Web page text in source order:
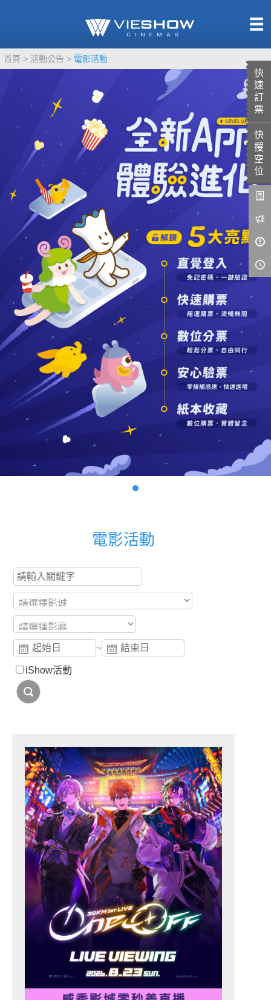
快
速
訂
票
快
搜
空
位
首頁 活動公告 電影活動
電影活動
~
iShow活動
即將上映
TITAN SCREEN
MUCROWN
4DX
VR 演唱會
GOLD CLASS
AD口述影像
LIVE演唱會
影城餐飲
UNICORN
影城公告
影城活動
中獎名單
合作夥伴
商家介紹
商場活動
會員Q&A